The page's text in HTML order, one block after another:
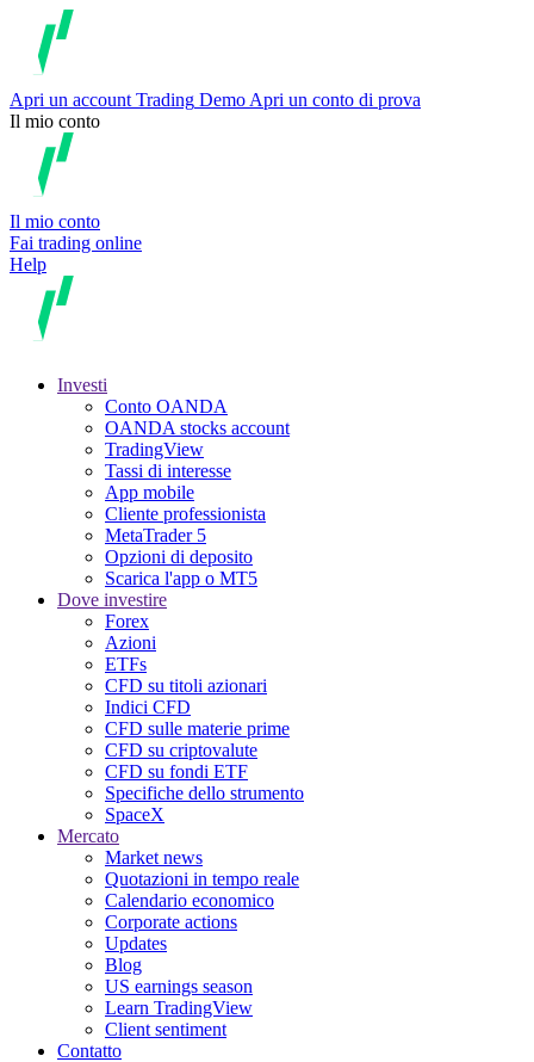
Apri un account Trading Demo Apri un conto di prova
Il mio conto
Il mio conto
Fai trading online
Help
Investi
Conto OANDA
OANDA stocks account
TradingView
Tassi di interesse
App mobile
Cliente professionista
MetaTrader 5
Opzioni di deposito
Scarica l'app o MT5
Dove investire
Forex
Azioni
ETFs
CFD su titoli azionari
Indici CFD
CFD sulle materie prime
CFD su criptovalute
CFD su fondi ETF
Specifiche dello strumento
SpaceX
Mercato
Market news
Quotazioni in tempo reale
Calendario economico
Corporate actions
Updates
Blog
US earnings season
Learn TradingView
Client sentiment
Contatto